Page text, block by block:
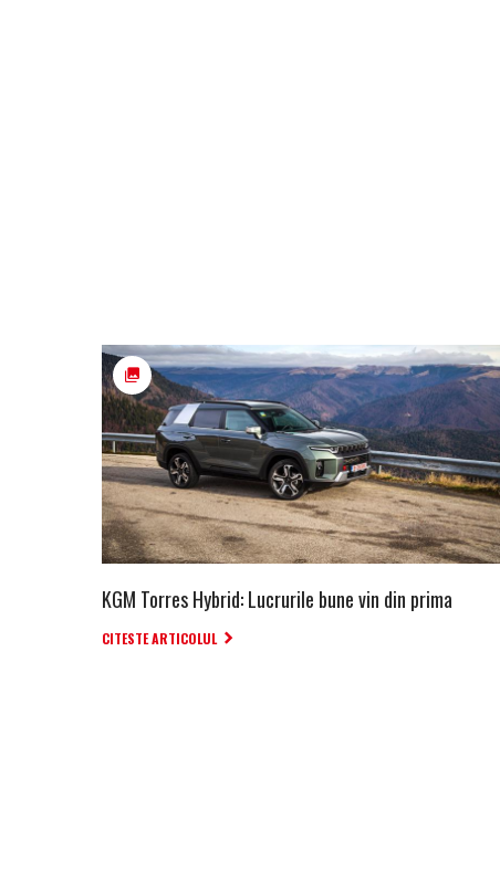
KGM Torres Hybrid: Lucrurile bune vin din prima
CITESTE ARTICOLUL